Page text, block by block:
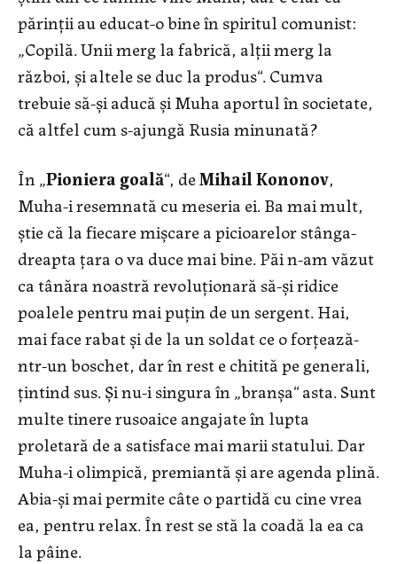
părinții au educat-o bine în spiritul comunist:
„Copilă. Unii merg la fabrică, alții merg la
război, și altele se duc la produs“. Cumva
trebuie să-și aducă și Muha aportul în societate,
că altfel cum s-ajungă Rusia minunată?
În „Pioniera goală“, deMihail Kononov,
Muha-i resemnată cu meseria ei. Ba mai mult,
știe că la fiecare mișcare a picioarelor stânga-
dreapta țara o va duce mai bine. Păi n-am văzut
ca tânăra noastră revoluționară să-și ridice
poalele pentru mai puțin de un sergent. Hai,
mai face rabat și de la un soldat ce o forțează-
ntr-un boschet, dar în rest e chitită pe generali,
țintind sus. Și nu-i singura în „branșa“ asta. Sunt
multe tinere rusoaice angajate în lupta
proletară de a satisface mai marii statului. Dar
Muha-i olimpică, premiantă și are agenda plină.
Abia-și mai permite câte o partidă cu cine vrea
ea, pentru relax. În rest se stă la coadă la ea ca
la pâine.